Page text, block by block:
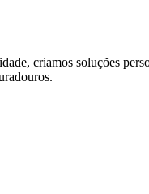
criamos soluções